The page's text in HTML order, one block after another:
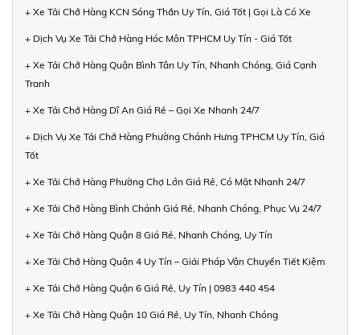
+ Xe Tải Chở Hàng KCN Sóng Thần Uy Tín, Giá Tốt | Gọi Là Có Xe
+ Dịch Vụ Xe Tải Chở Hàng Hóc Môn TPHCM Uy Tín - Giá Tốt
+ Xe Tải Chở Hàng Quận Bình Tân Uy Tín, Nhanh Chóng, Giá Cạnh
Tranh
+ Xe Tải Chở Hàng Dĩ An Giá Rẻ – Gọi Xe Nhanh 24/7
+ Dịch Vụ Xe Tải Chở Hàng Phường Chánh Hưng TPHCM Uy Tín, Giá
Tốt
+ Xe Tải Chở Hàng Phường Chợ Lớn Giá Rẻ, Có Mặt Nhanh 24/7
+ Xe Tải Chở Hàng Bình Chánh Giá Rẻ, Nhanh Chóng, Phục Vụ 24/7
+ Xe Tải Chở Hàng Quận 8 Giá Rẻ, Nhanh Chóng, Uy Tín
+ Xe Tải Chở Hàng Quận 4 Uy Tín – Giải Pháp Vận Chuyển Tiết Kiệm
+ Xe Tải Chở Hàng Quận 6 Giá Rẻ, Uy Tín | 0983 440 454
+ Xe Tải Chở Hàng Quận 10 Giá Rẻ, Uy Tín, Nhanh Chóng